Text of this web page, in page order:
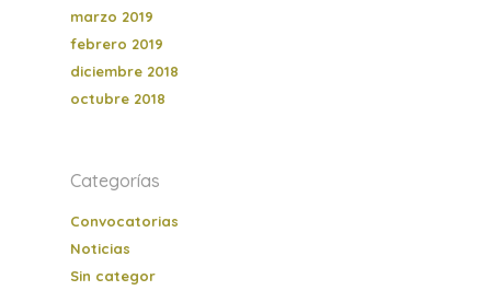
marzo 2019
febrero 2019
diciembre 2018
octubre 2018
Categorías
Convocatorias
Noticias
Sin categor